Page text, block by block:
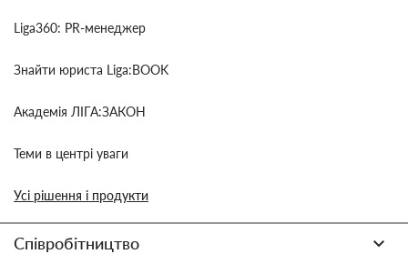
Liga360: PR-менеджер
Знайти юриста Liga:BOOK
Академія ЛІГА:ЗАКОН
Теми в центрі уваги
Усі рішення і продукти
Співробітництво